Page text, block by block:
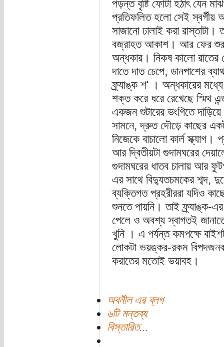
পড়ন্ত বৃষ্টি ফোটা হঠাৎ যেন
প্রতিফলিত হলো সেই স্বর্গীয়
সাজানো ঢালাই করা
বজ্রাহত আকাশ। আর ফের শুরু
অন্ধকার। নিকষ কালো রাতের
দাতে দাত চেপে, ডানপাশের
ফ্র্যাঙ্ক শ' । অন্ধকারের
শক্ত করে ধরে রেখেছে স্মিথ
একজন শুটারের ভংগিতে
সামনে, দ্রুত দৌড়ে কাছের
নিজেকে বাচালো কার্ল
আর দ্বিতীয়টা গুদামঘরের
গুদামঘরের ধাতব চালায় আর
এর সাথে বিদ্যুতচমকের শব্দ,
ব্যক্তিগত প্রহরীররা যদিও
শুনতে পায়নি। তাই ফ্র্যাঙ্ক-
পেলে ও অবশ্য স্বাগতই
খুনি । এ পর্যন্ত কমপক্ষে
লোকটা ভয়ঙ্কর-রকম
করাতের মতোই ভয়াবহ।
অবনীল এর ব্লগ
৬টি মন্তব্য
বিস্তারিত...